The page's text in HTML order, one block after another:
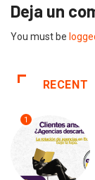
Deja un
You must be
RECENT
1